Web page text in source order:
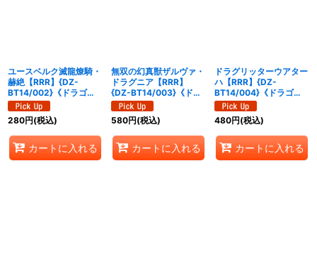
ユースベルク滅龍燎騎・
赫絶【RRR】{DZ-
BT14/002}《ドラゴン
エンパイア》
280円(税込)
カートに入れる
無双の幻真獣ザルヴァ・
ドラグニア【RRR】
{DZ-BT14/003}《ドラ
ゴンエンパイア》
580円(税込)
カートに入れる
ドラグリッターウアター
ハ【RRR】{DZ-
BT14/004}《ドラゴン
エンパイア》
480円(税込)
カートに入れる